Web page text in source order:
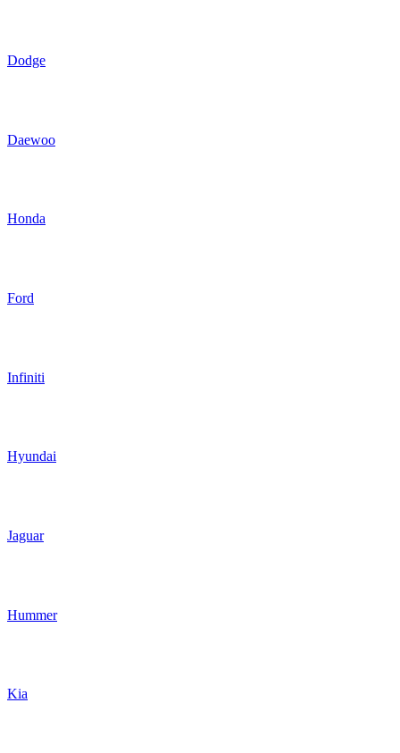
Dodge
Daewoo
Honda
Ford
Infiniti
Hyundai
Jaguar
Hummer
Kia